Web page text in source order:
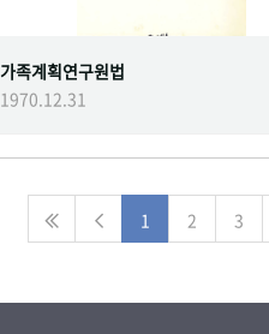
가족계획연구원법
1970.12.31
1 2 3